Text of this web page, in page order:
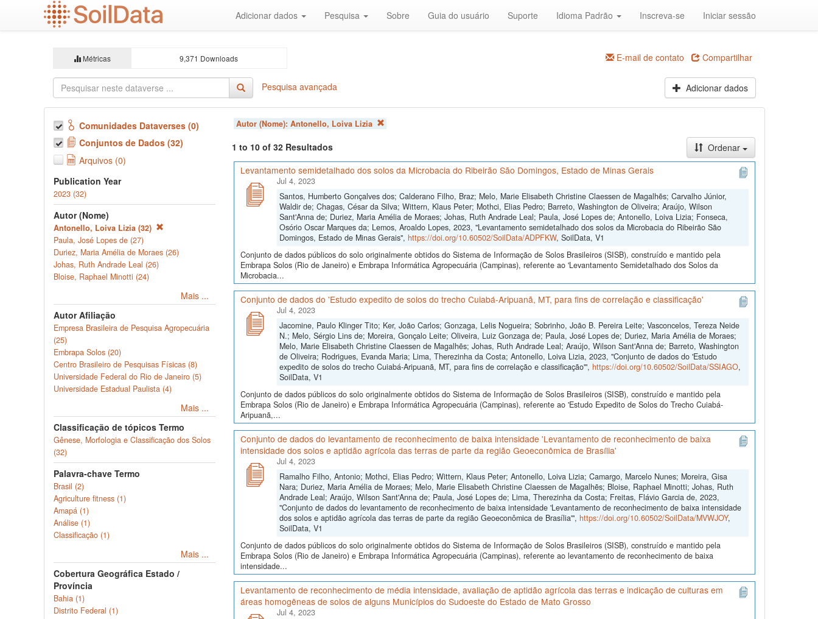
Adicionar dados Pesquisa Sobre Guia do usuário Suporte Idioma Padrão Inscreva-se Iniciar sessão
Métricas 9,371 Downloads E-mail de contato Compartilhar
Pesquisa avançada Adicionar dados
Comunidades Dataverses (0)
Conjuntos de Dados (32)
Arquivos (0)
Publication Year
2023 (32)
Autor (Nome)
Antonello, Loiva Lizia (32)
Paula, José Lopes de (27)
Duriez, Maria Amélia de Moraes (26)
Johas, Ruth Andrade Leal (26)
Bloise, Raphael Minotti (24)
Mais ...
Autor Afiliação
Empresa Brasileira de Pesquisa Agropecuária
(25)
Embrapa Solos (20)
Centro Brasileiro de Pesquisas Físicas (8)
Universidade Federal do Rio de Janeiro (5)
Universidade Estadual Paulista (4)
Mais ...
Classificação de tópicos Termo
Gênese, Morfologia e Classificação dos Solos
(32)
Palavra-chave Termo
Brasil (2)
Agriculture fitness (1)
Amapá (1)
Análise (1)
Classificação (1)
Mais ...
Cobertura Geográfica Estado /
Província
Bahia (1)
Distrito Federal (1)
Autor (Nome): Antonello, Loiva Lizia
1 to 10 of 32 Resultados
Ordenar
Levantamento semidetalhado dos solos da Microbacia do Ribeirão São Domingos, Estado de Minas Gerais
Jul 4, 2023
Santos, Humberto Gonçalves dos; Calderano Filho, Braz; Melo, Marie Elisabeth Christine Claessen de Magalhẽs; Carvalho Júnior,
Waldir de; Chagas, César da Silva; Wittern, Klaus Peter; Mothci, Elias Pedro; Barreto, Washington de Oliveira; Araújo, Wilson
Sant'Anna de; Duriez, Maria Amélia de Moraes; Johas, Ruth Andrade Leal; Paula, José Lopes de; Antonello, Loiva Lizia; Fonseca,
Osório Oscar Marques da; Lemos, Aroaldo Lopes, 2023, "Levantamento semidetalhado dos solos da Microbacia do Ribeirão São
Domingos, Estado de Minas Gerais", https://doi.org/10.60502/SoilData/ADPFKW, SoilData, V1
Conjunto de dados públicos do solo originalmente obtidos do Sistema de Informação de Solos Brasileiros (SISB), construído e mantido pela
Embrapa Solos (Rio de Janeiro) e Embrapa Informática Agropecuária (Campinas), referente ao 'Levantamento Semidetalhado dos Solos da
Microbacia...
Conjunto de dados do 'Estudo expedito de solos do trecho Cuiabá-Aripuanã, MT, para fins de correlação e classificação'
Jul 4, 2023
Jacomine, Paulo Klinger Tito; Ker, João Carlos; Gonzaga, Lelis Nogueira; Sobrinho, João B. Pereira Leite; Vasconcelos, Tereza Neide
N.; Melo, Sérgio Lins de; Moreira, Gonçalo Leite; Oliveira, Luiz Gonzaga de; Paula, José Lopes de; Duriez, Maria Amélia de Moraes;
Melo, Marie Elisabeth Christine Claessen de Magalhẽs; Johas, Ruth Andrade Leal; Araújo, Wilson Sant'Anna de; Barreto, Washington
de Oliveira; Rodrigues, Evanda Maria; Lima, Therezinha da Costa; Antonello, Loiva Lizia, 2023, "Conjunto de dados do 'Estudo
expedito de solos do trecho Cuiabá-Aripuanã, MT, para fins de correlação e classificação'", https://doi.org/10.60502/SoilData/SSIAGO,
SoilData, V1
Conjunto de dados públicos do solo originalmente obtidos do Sistema de Informação de Solos Brasileiros (SISB), construído e mantido pela
Embrapa Solos (Rio de Janeiro) e Embrapa Informática Agropecuária (Campinas), referente ao 'Estudo Expedito de Solos do Trecho Cuiabá-
Aripuanã,...
Conjunto de dados do levantamento de reconhecimento de baixa intensidade 'Levantamento de reconhecimento de baixa
intensidade dos solos e aptidão agrícola das terras de parte da região Geoeconômica de Brasília'
Jul 4, 2023
Ramalho Filho, Antonio; Mothci, Elias Pedro; Wittern, Klaus Peter; Antonello, Loiva Lizia; Camargo, Marcelo Nunes; Moreira, Gisa
Nara; Duriez, Maria Amélia de Moraes; Melo, Marie Elisabeth Christine Claessen de Magalhẽs; Bloise, Raphael Minotti; Johas, Ruth
Andrade Leal; Araújo, Wilson Sant'Anna de; Paula, José Lopes de; Lima, Therezinha da Costa; Freitas, Flávio Garcia de, 2023,
"Conjunto de dados do levantamento de reconhecimento de baixa intensidade 'Levantamento de reconhecimento de baixa intensidade
dos solos e aptidão agrícola das terras de parte da região Geoeconômica de Brasília'", https://doi.org/10.60502/SoilData/MVWJOY,
SoilData, V1
Conjunto de dados públicos do solo originalmente obtidos do Sistema de Informação de Solos Brasileiros (SISB), construído e mantido pela
Embrapa Solos (Rio de Janeiro) e Embrapa Informática Agropecuária (Campinas), referente ao levantamento de reconhecimento de baixa
intensidade...
Levantamento de reconhecimento de média intensidade, avaliação de aptidão agrícola das terras e indicação de culturas em
áreas homogêneas de solos de alguns Municípios do Sudoeste do Estado de Mato Grosso
Jul 4, 2023